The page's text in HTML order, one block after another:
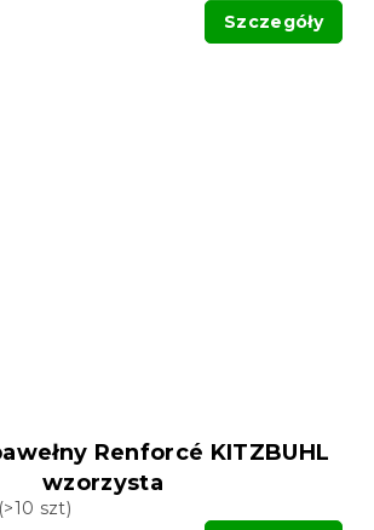
Szczegóły
Renforcé KITZBUHL
wzorzysta
(>10 szt)